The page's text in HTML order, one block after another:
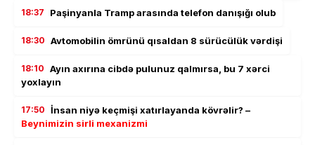
18:37 Paşinyanla Tramp arasında telefon danışığı olub
18:30 Avtomobilin ömrünü qısaldan 8 sürücülük vərdişi
18:10 Ayın axırına cibdə pulunuz qalmırsa, bu 7 xərci
yoxlayın
17:50 İnsan niyə keçmişi xatırlayanda kövrəlir? –
Beynimizin sirli mexanizmi